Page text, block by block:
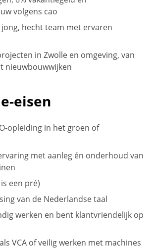
volgens cao
hecht team met ervaren
in Zwolle en omgeving, van
nieuwbouwwijken
eisen
opleiding in het groen of
met aanleg én onderhoud van
een pré)
van de Nederlandse taal
werken en bent klantvriendelijk op
VCA of veilig werken met machines